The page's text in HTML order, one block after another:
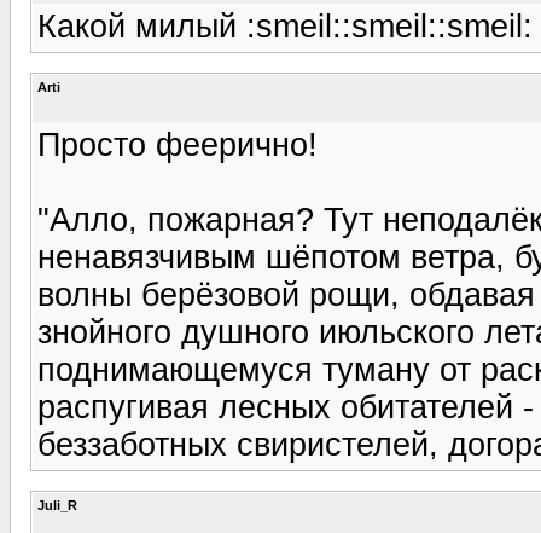
Какой милый :smeil::smeil::smeil:
Arti
Просто феерично!
"Алло, пожарная? Тут
ненавязчивым шёпотом ветра,
волны берёзовой рощи,
знойного душного июльского
поднимающемуся туману от
распугивая лесных
беззаботных свиристелей,
Juli_R